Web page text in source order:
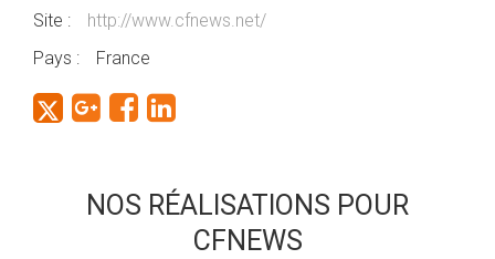
Site :
http://www.cfnews.net/
Pays :
France
NOS RÉALISATIONS POUR
CFNEWS